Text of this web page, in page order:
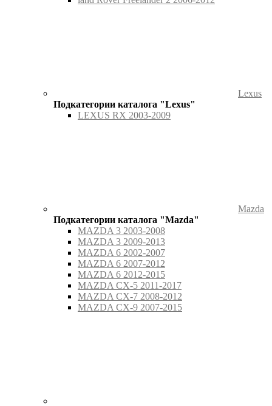
Lexus
Подкатегории каталога "Lexus"
LEXUS RX 2003-2009
Mazda
Подкатегории каталога "Mazda"
MAZDA 3 2003-2008
MAZDA 3 2009-2013
MAZDA 6 2002-2007
MAZDA 6 2007-2012
MAZDA 6 2012-2015
MAZDA CX-5 2011-2017
MAZDA CX-7 2008-2012
MAZDA CX-9 2007-2015